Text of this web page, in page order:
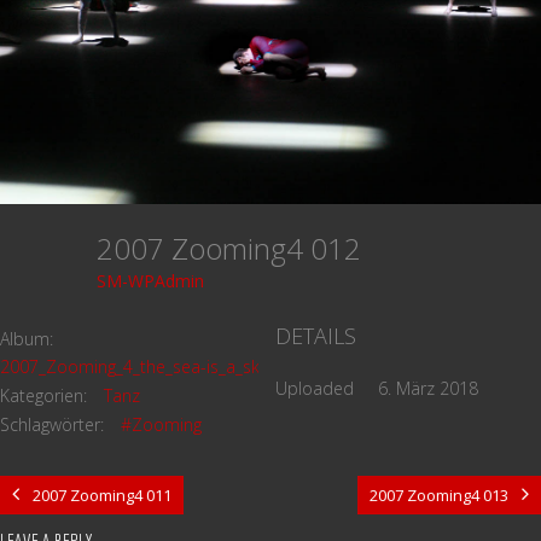
2007 Zooming4 012
SM-WPAdmin
Album:
2007_Zooming_4_the_sea-is_a_skin
Kategorien:
Tanz
Schlagwörter:
#Zooming
DETAILS
Uploaded 6. März 2018
2007 Zooming4 011 2007 Zooming4 013